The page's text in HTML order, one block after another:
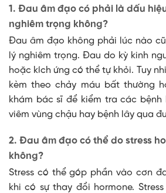
1. Đau âm đạo có phải là dấu
nghiêm trọng không?
Đau âm đạo không phải lúc nào
lý nghiêm trọng. Đau do kỳ kinh
hoặc kích ứng có thể tự khỏi. Tuy
kèm theo chảy máu bất thường
khám bác sĩ để kiểm tra các bệnh
viêm vùng chậu hay bệnh lây qua
2. Đau âm đạo có thể do stress
không?
Stress có thể góp phần vào cơn
khi có sự thay đổi hormone.